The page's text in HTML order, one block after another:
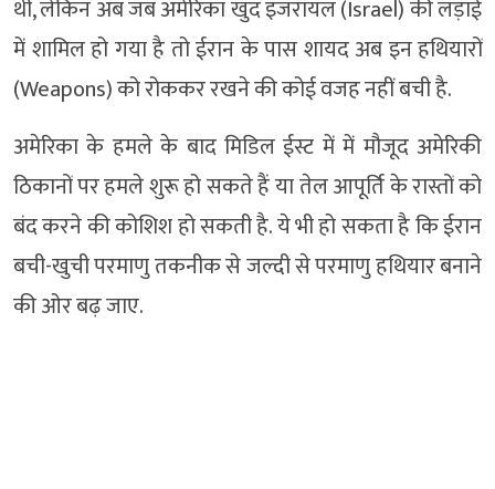
थी, लेकिन अब जब अमेरिका खुद इजरायल (Israel) की लड़ाई
में शामिल हो गया है तो ईरान के पास शायद अब इन हथियारों
(Weapons) को रोककर रखने की कोई वजह नहीं बची है.
अमेरिका के हमले के बाद मिडिल ईस्ट में में मौजूद अमेरिकी
ठिकानों पर हमले शुरू हो सकते हैं या तेल आपूर्ति के रास्तों को
बंद करने की कोशिश हो सकती है. ये भी हो सकता है कि ईरान
बची-खुची परमाणु तकनीक से जल्दी से परमाणु हथियार बनाने
की ओर बढ़ जाए.